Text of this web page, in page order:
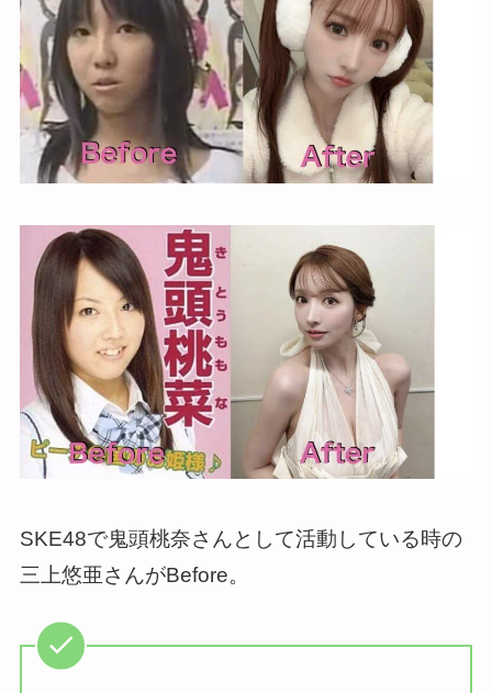
SKE48で鬼頭桃奈さんとして活動している時の
三上悠亜さんがBefore。